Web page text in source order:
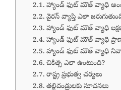
హ్యాండ్ ఫుట్ మౌత్ వ్యాధి
వైరస్ వ్యాప్తి ఎలా
హ్యాండ్ ఫుట్ మౌత్ వ్యాధి
హ్యాండ్ ఫుట్ మౌత్ వ్యాధి
హ్యాండ్ ఫుట్ మౌత్ వ్యాధి
చికిత్స ఎలా ఉంటుంది?
రాష్ట్ర ప్రభుత్వ చర్యలు
తల్లిదండ్రులకు సూచనలు